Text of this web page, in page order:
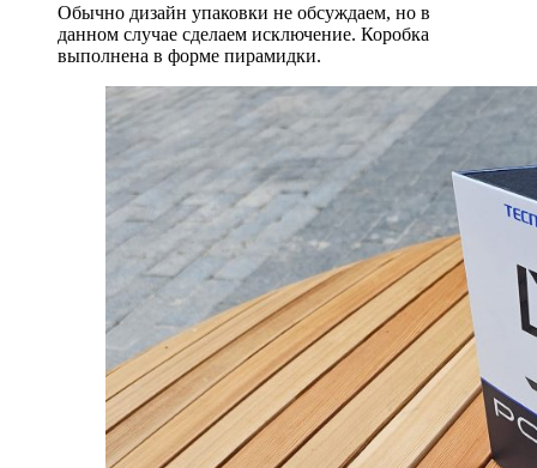
Обычно дизайн упаковки не обсуждаем, но в
данном случае сделаем исключение. Коробка
выполнена в форме пирамидки.